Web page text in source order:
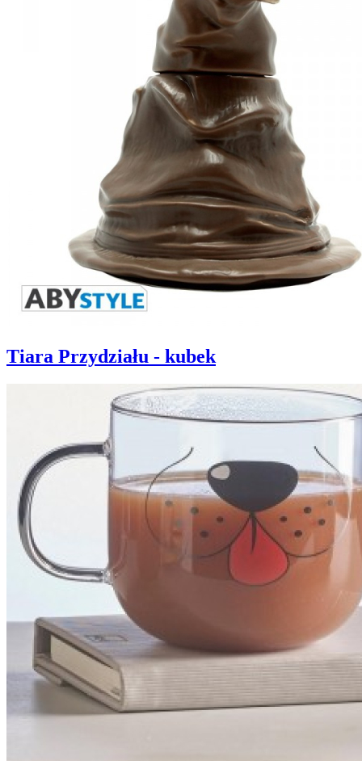
Tiara Przydziału - kubek